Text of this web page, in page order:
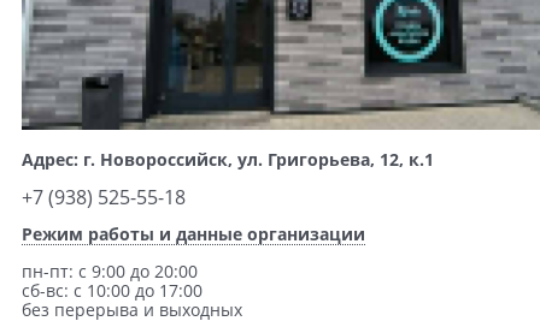
Адрес: г. Новороссийск, ул. Григорьева, 12, к.1
+7 (938) 525-55-18
Режим работы и данные организации
пн-пт: с 9:00 до 20:00
сб-вс: с 10:00 до 17:00
без перерыва и выходных